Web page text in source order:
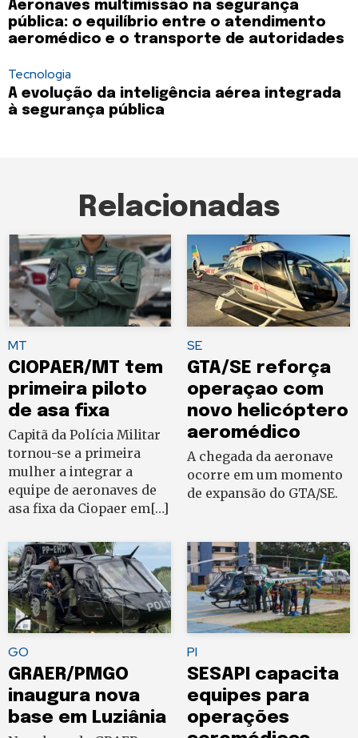
Aeronaves multimissão na segurança
pública: o equilíbrio entre o atendimento
aeromédico e o transporte de autoridades
Tecnologia
A evolução da inteligência aérea integrada
à segurança pública
Relacionadas
MT
CIOPAER/MT tem
primeira piloto
de asa fixa
Capitã da Polícia Militar
tornou-se a primeira
mulher a integrar a
equipe de aeronaves de
asa fixa da Ciopaer em[…]
SE
GTA/SE reforça
operaçao com
novo helicóptero
aeromédico
A chegada da aeronave
ocorre em um momento
de expansão do GTA/SE.
GO
GRAER/PMGO
inaugura nova
base em Luziânia
PI
SESAPI capacita
equipes para
operações